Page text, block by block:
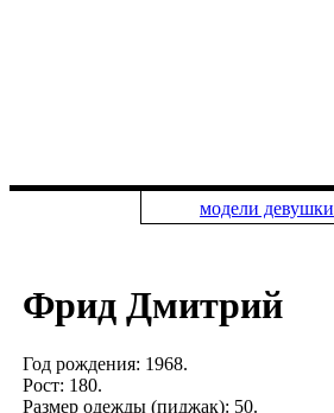
модели девушки
Фрид Дмитрий
Год рождения: 1968.
Рост: 180.
Размер одежды (пиджак): 50.